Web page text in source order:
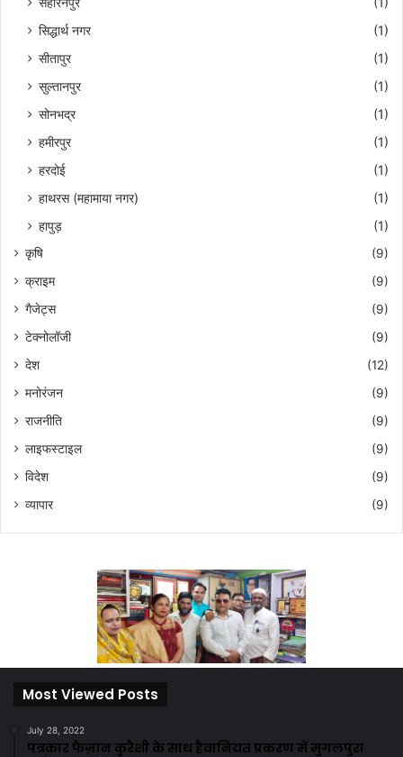
सिद्धार्थ नगर
(1)
सीतापुर
(1)
सुल्तानपुर
(1)
सोनभद्र
(1)
हमीरपुर
(1)
हरदोई
(1)
हाथरस (महामाया नगर)
(1)
हापुड़
(1)
कृषि
(9)
क्राइम
(9)
गैजेट्स
(9)
टेक्नोलॉजी
(9)
देश
(12)
मनोरंजन
(9)
राजनीति
(9)
लाइफस्टाइल
(9)
विदेश
(9)
व्यापार
(9)
Most Viewed Posts
July 28, 2022
पत्रकार फैज़ान कुरैशी के साथ हैवानियत प्रकरण में मुगलपुरा